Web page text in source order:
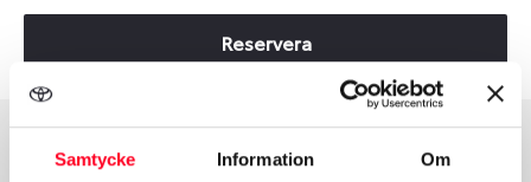
Samtycke Information Om
Reservera
Group Tum